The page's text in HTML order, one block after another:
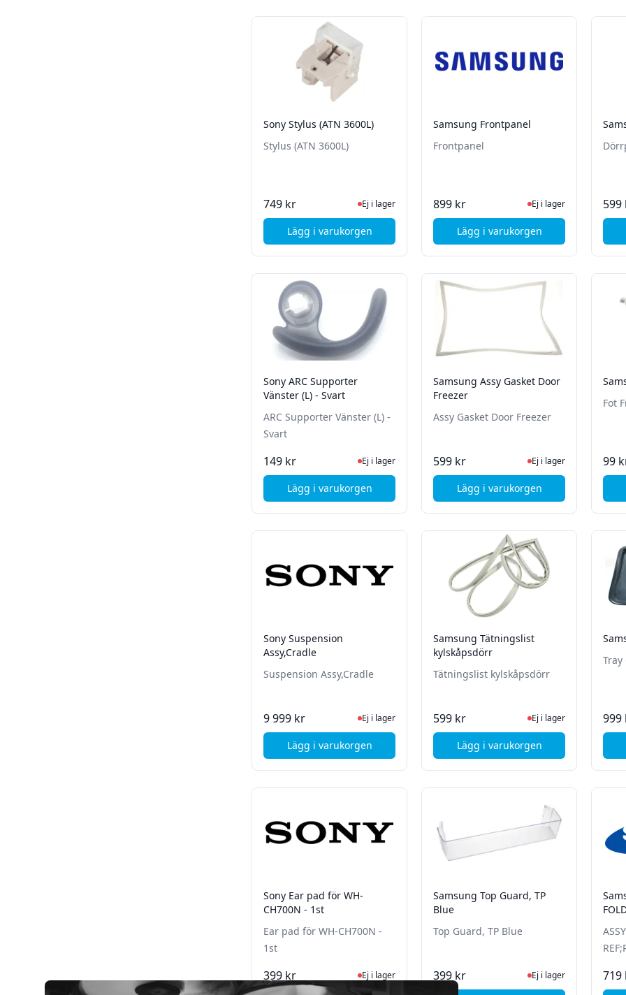
Sony Stylus (ATN 3600L)
Stylus (ATN 3600L)
749 kr Ej i lager, besök produktsidan för senaste status
Ej i lager
Lägg i varukorgen, Sony Stylus (ATN 3600L)
Samsung Frontpanel
Frontpanel
899 kr Ej i lager, besök
Ej i lager
Lägg i varukorgen, Samsung Frontpanel
599
Sony ARC Supporter
Vänster (L) - Svart
ARC Supporter Vänster (L) -
Svart
149 kr Ej i lager, besök produktsidan för senaste status
Ej i lager
Lägg i varukorgen, Sony ARC Supporter Vänster (L) - Svart
Samsung Assy Gasket Door
Freezer
Assy Gasket Door Freezer
599 kr Ej i lager, besök
Ej i lager
Lägg i varukorgen, Samsung Assy Gasket
Fot
99
Sony Suspension
Assy,Cradle
Suspension Assy,Cradle
9 999 kr Ej i lager, besök produktsidan för senaste status
Ej i lager
Lägg i varukorgen, Sony Suspension Assy,Cradle
Samsung Tätningslist
kylskåpsdörr
Tätningslist kylskåpsdörr
599 kr Ej i lager, besök
Ej i lager
Lägg i varukorgen, Samsung Tätningslist
Tray
999
Sony Ear pad för WH-
CH700N - 1st
Ear pad för WH-CH700N -
1st
399 kr Ej i lager, besök produktsidan för senaste status
Ej i lager
Samsung Top Guard, TP
Blue
Top Guard, TP Blue
399 kr Ej i lager, besök
Ej i lager 719